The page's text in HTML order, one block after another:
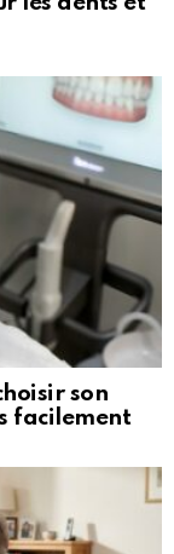
son
facilement